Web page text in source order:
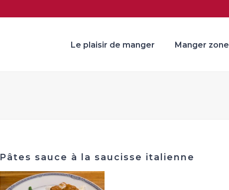
Le plaisir de manger Manger zone
Pâtes sauce à la saucisse italienne